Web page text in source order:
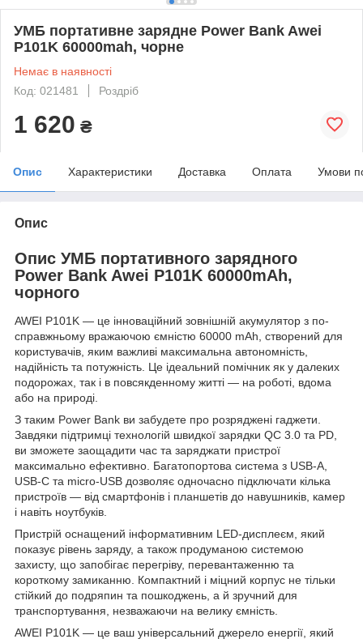
УМБ портативне зарядне Power Bank Awei
P101K 60000mah, чорне
Немає в наявності
Код: 021481
Роздріб
1 620 ₴
Опис Характеристики Доставка Оплата Умови
Опис
Опис УМБ портативного зарядного
Power Bank Awei P101K 60000mAh,
чорного
AWEI P101K — це інноваційний зовнішній акумулятор з по-
справжньому вражаючою ємністю 60000 mAh, створений для
користувачів, яким важливі максимальна автономність,
надійність та потужність. Це ідеальний помічник як у далеких
подорожах, так і в повсякденному житті — на роботі, вдома
або на природі.
З таким Power Bank ви забудете про розряджені гаджети.
Завдяки підтримці технологій швидкої зарядки QC 3.0 та PD,
ви зможете заощадити час та заряджати пристрої
максимально ефективно. Багатопортова система з USB-A,
USB-C та micro-USB дозволяє одночасно підключати кілька
пристроїв — від смартфонів і планшетів до навушників, камер
і навіть ноутбуків.
Пристрій оснащений інформативним LED-дисплеєм, який
показує рівень заряду, а також продуманою системою
захисту, що запобігає перегріву, перевантаженню та
короткому замиканню. Компактний і міцний корпус не тільки
стійкий до подряпин та пошкоджень, а й зручний для
транспортування, незважаючи на велику ємність.
AWEI P101K — це ваш універсальний джерело енергії, який